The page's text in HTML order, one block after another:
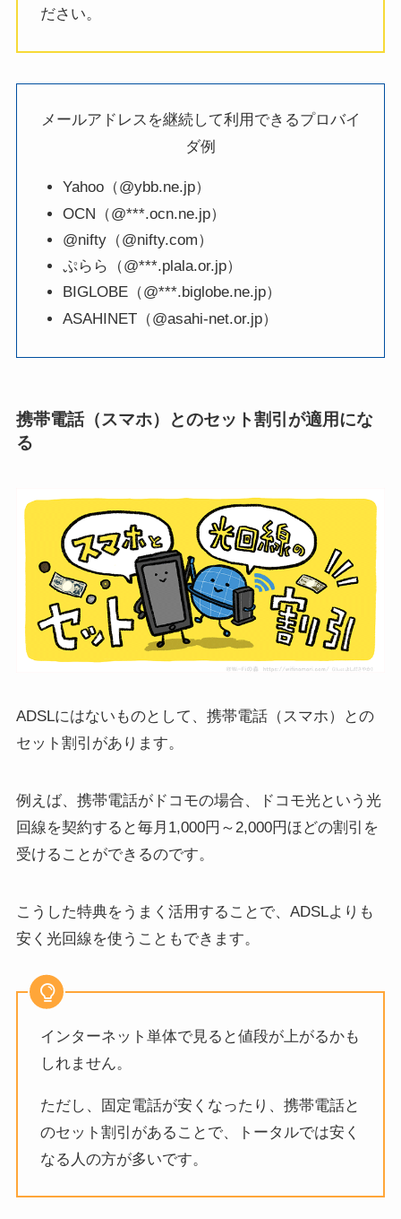
ださい。
メールアドレスを継続して利用できるプロバイ
ダ例
Yahoo（@ybb.ne.jp）
OCN（@***.ocn.ne.jp）
@nifty（@nifty.com）
ぷらら（@***.plala.or.jp）
BIGLOBE（@***.biglobe.ne.jp）
ASAHINET（@asahi-net.or.jp）
携帯電話（スマホ）とのセット割引が適用にな
る
ADSLにはないものとして、携帯電話（スマホ）との
セット割引があります。
例えば、携帯電話がドコモの場合、ドコモ光という光
回線を契約すると毎月1,000円～2,000円ほどの割引を
受けることができるのです。
こうした特典をうまく活用することで、ADSLよりも
安く光回線を使うこともできます。
インターネット単体で見ると値段が上がるかも
しれません。
ただし、固定電話が安くなったり、携帯電話と
のセット割引があることで、トータルでは安く
なる人の方が多いです。